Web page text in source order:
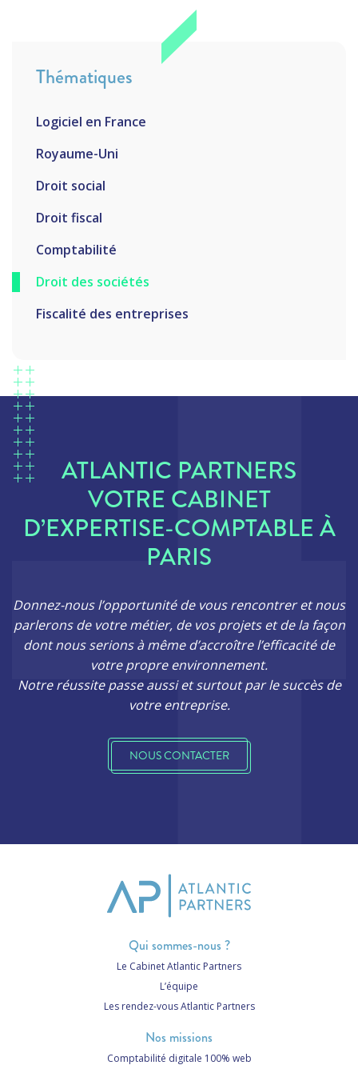
Thématiques
Logiciel en France
Royaume-Uni
Droit social
Droit fiscal
Comptabilité
Droit des sociétés
Fiscalité des entreprises
ATLANTIC PARTNERS
VOTRE CABINET
D’EXPERTISE-COMPTABLE À
PARIS
Donnez-nous l’opportunité de vous rencontrer et nous
parlerons de votre métier, de vos projets et de la façon
dont nous serions à même d’accroître l’efficacité de
votre propre environnement.
Notre réussite passe aussi et surtout par le succès de
votre entreprise.
NOUS CONTACTER
Qui sommes-nous ?
Le Cabinet Atlantic Partners
L’équipe
Les rendez-vous Atlantic Partners
Nos missions
Comptabilité digitale 100% web